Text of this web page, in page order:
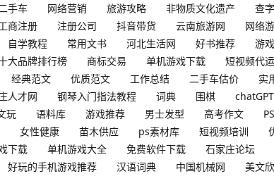
二手车 网络营销 旅游攻略 非物质文化遗产 查
商注册 注册公司 抖音带货 云南旅游网 网络
自学教程 常用文书 河北生活网 好书推荐 游
大品牌排行榜 商标交易 单机游戏下载 短视频代
经典范文 优质范文 工作总结 二手车估价 实
人才网 钢琴入门指法教程 词典 围棋 chatGPT
玩 语料库 游戏推荐 男士发型 高考作文
女性健康 苗木供应 ps素材库 短视频培训
下载 单机游戏大全 免费软件下载 石家庄论坛
好玩的手机游戏推荐 汉语词典 中国机械网 美文